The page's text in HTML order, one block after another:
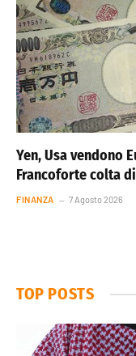
Yen, Usa vendono
Francoforte colta
FINANZA 7 Agosto 2026
TOP POSTS